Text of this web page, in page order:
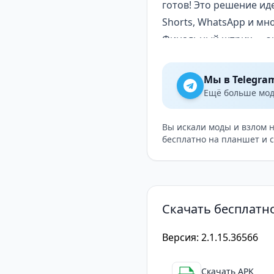
готов! Это решение
Shorts, WhatsApp и
Финальный штрих —
любого устройства.
друзьями, что
Для кого подойдёт
Spring — это
кто работает с видео
дизайну, Spring
Мы в
Ещё больше
Вы искали моды и взлом
бесплатно на планшет и
Скачать
Версия: 2.1.15.36566
Скачать APK